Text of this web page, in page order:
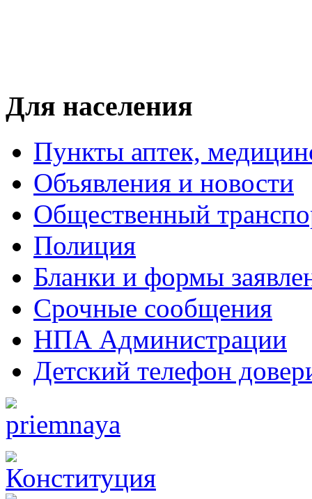
Для населения
Пункты аптек,
Объявления и новости
Общественный
Полиция
Бланки и формы
Срочные сообщения
НПА Администрации
Детский телефон